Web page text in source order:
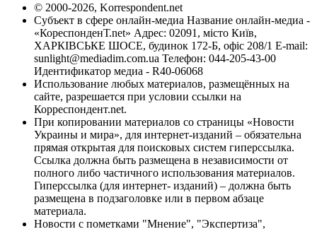
© 2000-2026, Korrespondent.net
Субъект в сфере онлайн-медиа Название онлайн-медиа -
«КореспонденТ.net» Адрес: 02091, місто Київ,
ХАРКІВСЬКЕ ШОСЕ, будинок 172-Б, офіс 208/1 E-mail:
sunlight@mediadim.com.ua Телефон: 044-205-43-00
Идентификатор медиа - R40-06068
Использование любых материалов, размещённых на
сайте, разрешается при условии ссылки на
Корреспондент.net.
При копировании материалов со страницы «Новости
Украины и мира», для интернет-изданий – обязательна
прямая открытая для поисковых систем гиперссылка.
Ссылка должна быть размещена в независимости от
полного либо частичного использования материалов.
Гиперссылка (для интернет- изданий) – должна быть
размещена в подзаголовке или в первом абзаце
материала.
Новости с пометками "Мнение", "Экспертиза",